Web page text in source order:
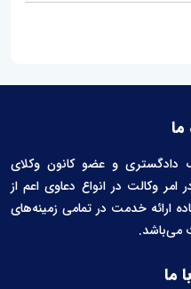
ما
دادگستری و عضو کانون وکلای
وکالت در انواع دعاوی اعم از
ارائه خدمت در تمامی زمینه‌های
می‌باشد.
ما